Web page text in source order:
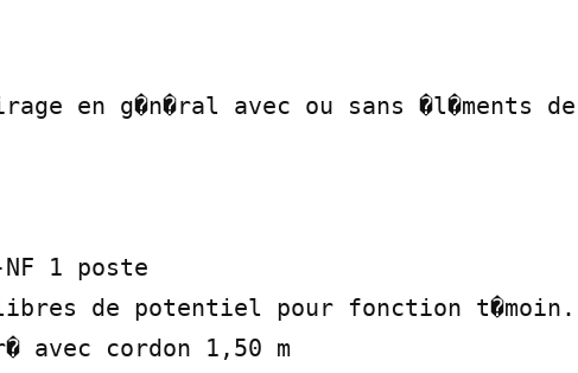
en g�n�ral avec ou sans �l�ments
1 poste
libres de potentiel pour fonction
avec cordon 1,50 m